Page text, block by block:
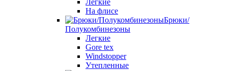
Легкие
На флисе
Брюки/
Полукомбинезоны
Легкие
Gore tex
Windstopper
Утепленные